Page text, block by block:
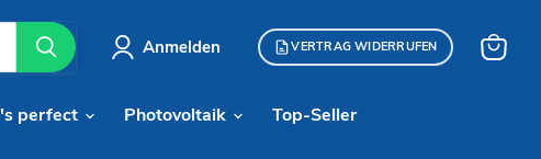
Anmelden VERTRAG WIDERRUFEN
perfect Photovoltaik Top-Seller